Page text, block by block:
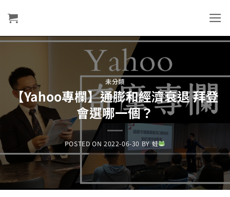
content
未分類
【Yahoo專欄】通膨和經濟衰退 拜登
會選哪一個？
POSTED ON 2022-06-30 BY蛙